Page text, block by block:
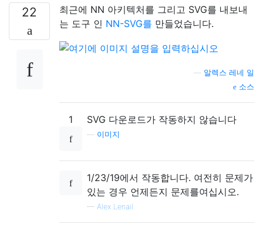
22
최근에 NN 아키텍처를 그리고 SVG를 내보내
는 도구 인 NN-SVG를 만들었습니다.
알렉스 레네 일
소스
1 SVG 다운로드가 작동하지 않습니다
이미지
1/23/19에서 작동합니다. 여전히 문제가
있는 경우 언제든지 문제를여십시오.
— Alex Lenail